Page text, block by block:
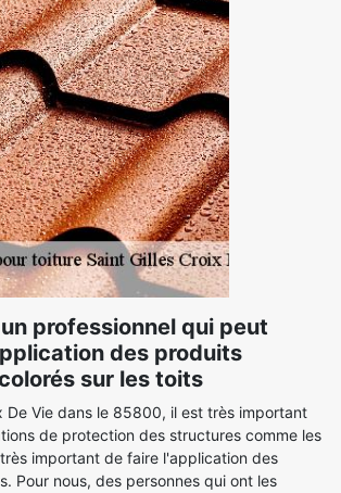
professionnel qui peut
des produits
sur les toits
De Vie dans le 85800, il est très important
de protection des structures comme les
important de faire l'application des
Pour nous, des personnes qui ont les